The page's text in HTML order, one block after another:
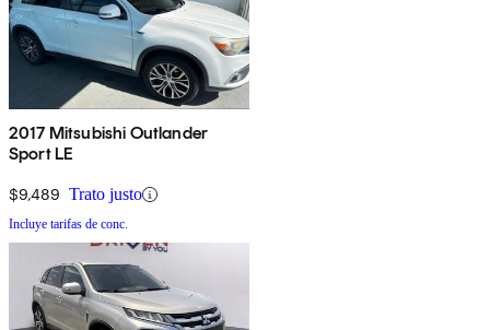
2017 Mitsubishi Outlander
Sport LE
$9,489 Trato justo
Incluye tarifas de conc.